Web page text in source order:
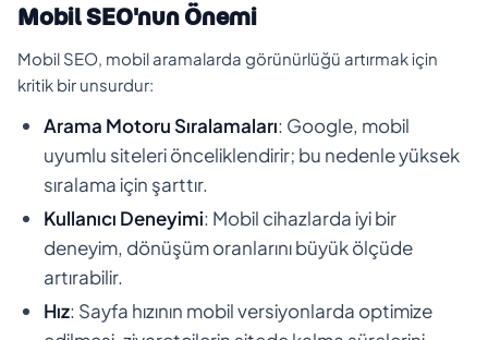
Mobil SEO'nun Önemi
Mobil SEO, mobil aramalarda görünürlüğü artırmak için
kritik bir unsurdur:
Arama Motoru Sıralamaları: Google, mobil
uyumlu siteleri önceliklendirir; bu nedenle yüksek
sıralama için şarttır.
Kullanıcı Deneyimi: Mobil cihazlarda iyi bir
deneyim, dönüşüm oranlarını büyük ölçüde
artırabilir.
Hız: Sayfa hızının mobil versiyonlarda optimize